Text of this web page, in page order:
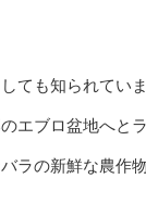
ても知られてい
エブロ盆地へと
ラの新鮮な農作